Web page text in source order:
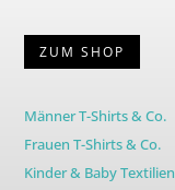
ZUM SHOP
Männer T-Shirts & Co.
Frauen T-Shirts & Co.
Kinder & Baby Textilien